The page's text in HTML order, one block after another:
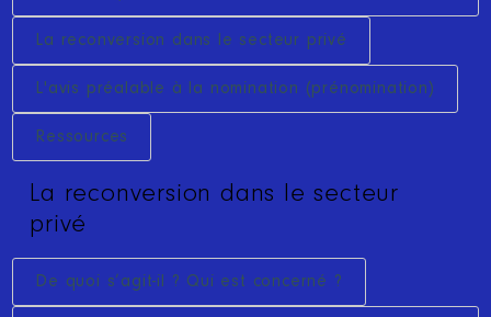
La reconversion dans le secteur privé
L'avis préalable à la nomination (prénomination)
Ressources
La reconversion dans le secteur
privé
De quoi s’agit-il ? Qui est concerné ?